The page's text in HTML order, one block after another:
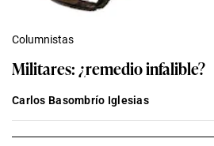
Columnistas
Militares: ¿remedio infalible?
Carlos Basombrío Iglesias